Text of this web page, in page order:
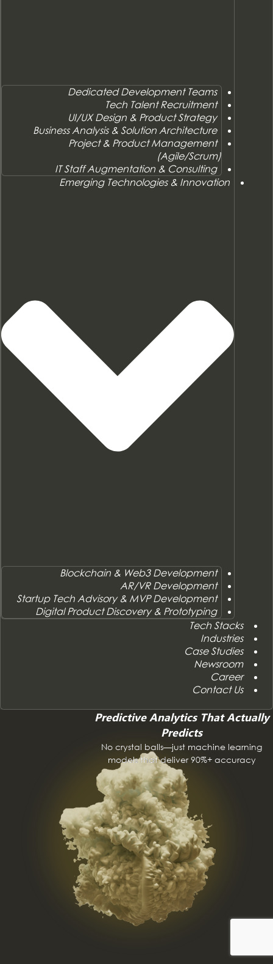
Dedicated Development Teams
Tech Talent Recruitment
UI/UX Design & Product Strategy
Business Analysis & Solution Architecture
Project & Product Management
(Agile/Scrum)
IT Staff Augmentation & Consulting
Emerging Technologies & Innovation
Blockchain & Web3 Development
AR/VR Development
Startup Tech Advisory & MVP Development
Digital Product Discovery & Prototyping
Tech Stacks
Industries
Case Studies
Newsroom
Career
Contact Us
Predictive Analytics That Actually
Predicts
No crystal balls—just machine learning
models that deliver 90%+ accuracy